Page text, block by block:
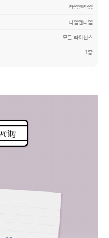
타입앤타입
타입앤타입
모든 라이선스
1종